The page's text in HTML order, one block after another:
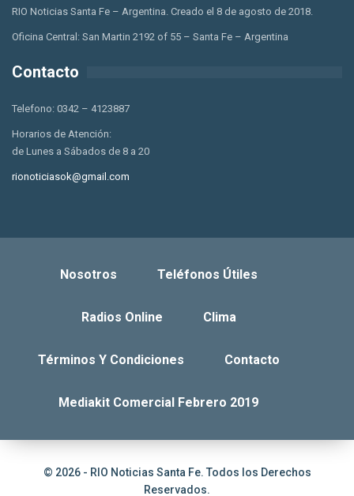
RIO Noticias Santa Fe – Argentina. Creado el 8 de agosto de 2018.
Oficina Central: San Martin 2192 of 55 – Santa Fe – Argentina
Contacto
Telefono: 0342 – 4123887
Horarios de Atención:
de Lunes a Sábados de 8 a 20
rionoticiasok@gmail.com
Nosotros Teléfonos Útiles
Radios Online Clima
Términos Y Condiciones Contacto
Mediakit Comercial Febrero 2019
© 2026 - RIO Noticias Santa Fe. Todos los Derechos
Reservados.